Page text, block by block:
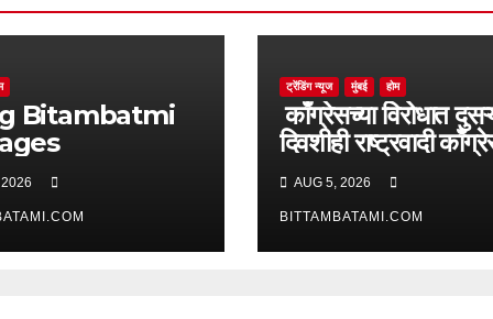
ट्रेंडिंग न्यूज मुंबई होम
काँग्रेसच्या विरोधात
दिवशीही राष्ट्रवादी
आक्रमक
AUG 5, 2026
BITTAMBATAMI.COM